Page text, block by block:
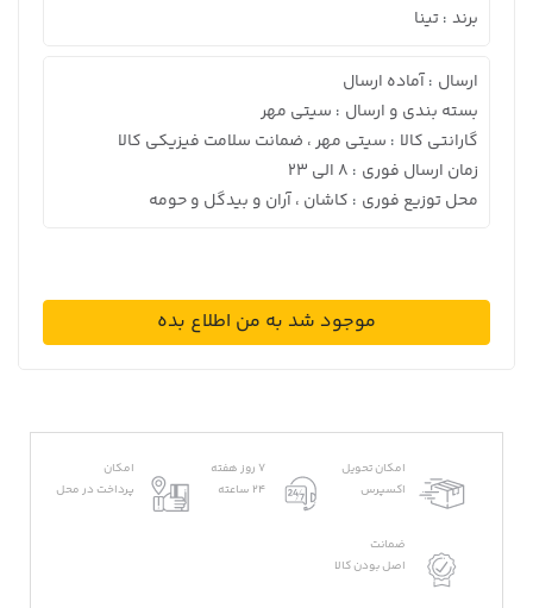
برند : تینا
ارسال : آماده ارسال
بسته بندی و ارسال : سیتی مهر
گارانتی کالا : سیتی مهر ، ضمانت سلامت فیزیکی کالا
زمان ارسال فوری : 8 الی 23
محل توزیع فوری : کاشان ، آران و بیدگل و حومه
موجود شد به من اطلاع بده
امکان تحویل
اکسپرس
7 روز هفته
24 ساعته
امکان
پرداخت در محل
ضمانت
اصل بودن کالا